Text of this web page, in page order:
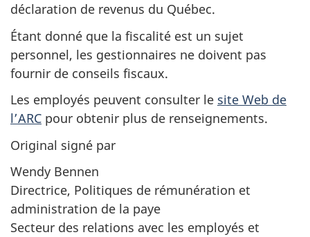
déclaration de revenus du Québec.
Étant donné que la fiscalité est un sujet
personnel, les gestionnaires ne doivent pas
fournir de conseils fiscaux.
Les employés peuvent consulter le site Web de
l’ARC pour obtenir plus de renseignements.
Original signé par
Wendy Bennen
Directrice, Politiques de rémunération et
administration de la paye
Secteur des relations avec les employés et